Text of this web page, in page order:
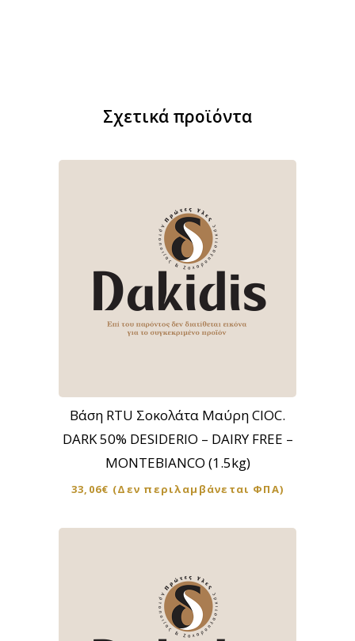
Σχετικά προϊόντα
Βάση RTU Σοκολάτα Μαύρη CIOC.
DARK 50% DESIDERIO – DAIRY FREE –
MONTEBIANCO (1.5kg)
33,06€ (Δεν περιλαμβάνεται ΦΠΑ)